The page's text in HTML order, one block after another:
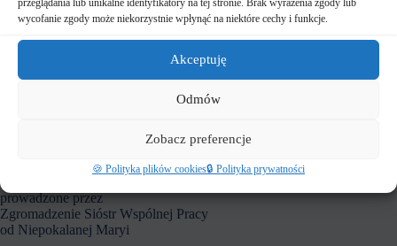
wycofanie zgody może niekorzystnie wpłynąć na niektóre cechy i funkcje.
Akceptuję
Odmów
Zobacz preferencje
🍪 Polityka plików cookies🔒 Polityka prywatności
otrzymać w kancelarii Przedszkola lub pobrać
elektronicznie. karta_zgloszenia.doc KARTY
BĘDĄ WYDAWANE OD 01 DO 25 MARCA
prowadzone przez
Zgromadzenie Sióstr Wspólnej Pracy
od Niepokalanej Maryi